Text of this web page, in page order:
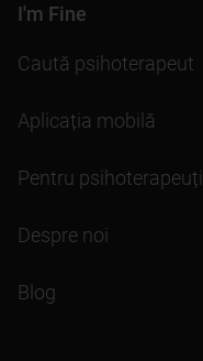
I'm Fine
Caută psihoterapeut
Aplicația mobilă
Pentru psihoterapeuți
Despre noi
Blog